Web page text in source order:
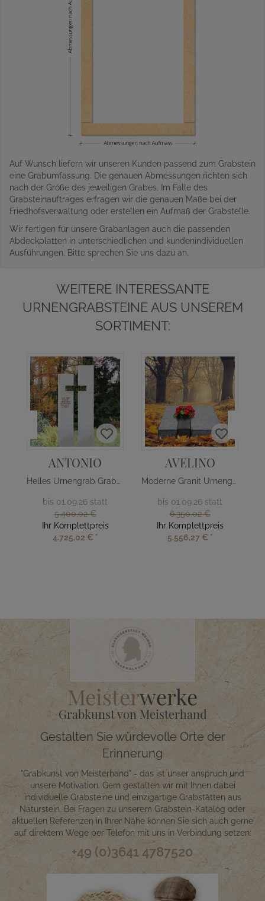
Auf Wunsch liefern wir unseren Kunden passend zum Grabstein
eine Grabumfassung. Die genauen Abmessungen richten sich
nach der Größe des jeweiligen Grabes. Im Falle des
Grabsteinauftrages erfragen wir die genauen Maße bei der
Friedhofsverwaltung oder erstellen ein Aufmaß der Grabstelle.
Wir fertigen für unsere Grabanlagen auch die passenden
Abdeckplatten in unterschiedlichen und kundenindividuellen
Ausführungen. Bitte sprechen Sie uns dazu an.
WEITERE INTERESSANTE
URNENGRABSTEINE AUS UNSEREM
SORTIMENT:
ANTONIO
Helles Urnengrab Grabmal mit Kreuz
bis 01.09.26 statt
5.400,02 €
Ihr Komplettpreis
4.725,02 € *
AVELINO
Moderne Granit Urnengrab Liegeplatte
bis 01.09.26 statt
6.350,02 €
Ihr Komplettpreis
5.556,27 € *
Meisterwerke
Grabkunst von Meisterhand
Gestalten Sie würdevolle Orte der
Erinnerung
"Grabkunst von Meisterhand" - das ist unser anspruch und
unsere Motivation. Gern gestalten wir mit Ihnen dabei
individuelle Grabsteine und einzigartige Grabstätten aus
Naturstein. Bei Fragen zu unserem Grabstein-Katalog oder
aktuellen Referenzen in Ihrer Nähe können Sie sich auch gerne
auf direktem Wege per Telefon mit uns in Verbindung setzen:
+49 (0)3641 4787520